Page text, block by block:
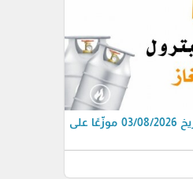
كشف مستفيدي الغاز بتاريخ 03/08/2026 موزّعًا على